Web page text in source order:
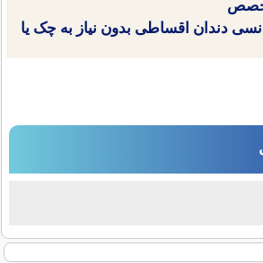
دندان اقساطی بدون نیاز به چک یا